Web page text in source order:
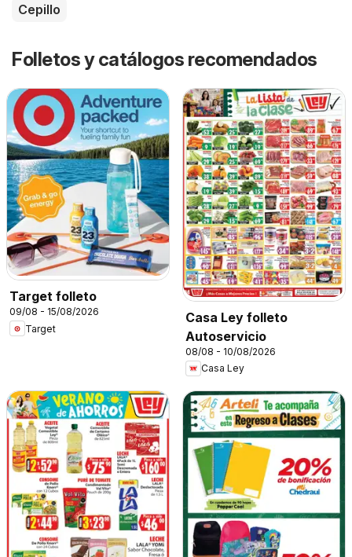
Cepillo
Folletos y catálogos recomendados
Target folleto
09/08 - 15/08/2026
Target
Casa Ley folleto
Autoservicio
08/08 - 10/08/2026
Casa Ley